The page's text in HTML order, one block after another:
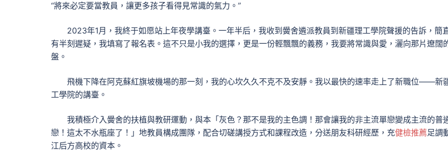
“將來必定要當教員，讓更多孩子看得見常識的氣力。”
2023年1月，我終于如愿站上年夜學講臺。一年半后，我收到黌舍遴派教員到新疆理工學院聲援的告訴，簡
有半刻遲疑，我填寫了報名表。這不只是小我的選擇，更是一份輕飄飄的義務，我要將常識與愛，灑向那片遼闊
盤。
飛機下降在阿克蘇紅旗坡機場的那一刻，我的心坎久久不克不及安靜。我以最快的速率走上了新職位——新
工學院的講臺。
我積極介入黌舍的扶植與教研運動，與本「灰色？那不是我的主色調！那會讓我的非主流單戀變成主流的普
戀！這太不水瓶座了！」地教員構成團隊，配合切磋講授方式和課程改造，分送朋友科研經歷，充健檢推薦足調
江后方高校的資本。